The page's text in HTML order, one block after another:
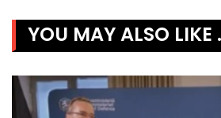
YOU MAY ALSO LIKE